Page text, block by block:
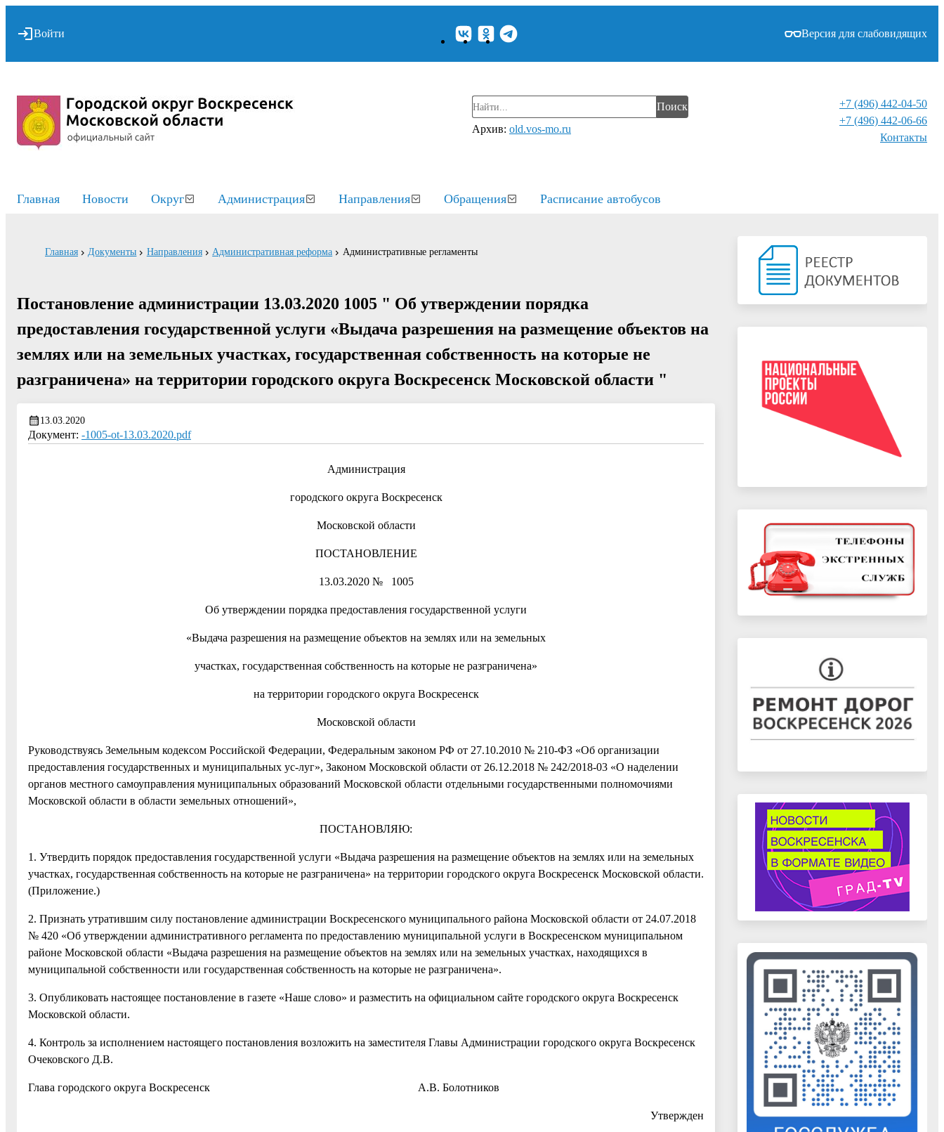
Войти Версия для слабовидящих
Поиск
Архив: old.vos-mo.ru
+7 (496) 442-04-50
+7 (496) 442-06-66
Контакты⁠
Главная Новости Округ Администрация Направления Обращения Расписание автобусов
Главная Документы Направления Административная реформа Административные регламенты
Постановление администрации 13.03.2020 1005 " Об утверждении порядка
предоставления государственной услуги «Выдача разрешения на размещение объектов на
землях или на земельных участках, государственная собственность на которые не
разграничена» на территории городского округа Воскресенск Московской области "
13.03.2020
Документ: -1005-ot-13.03.2020.pdf
Администрация
городского округа Воскресенск
Московской области
ПОСТАНОВЛЕНИЕ
13.03.2020 № 1005
Об утверждении порядка предоставления государственной услуги
«Выдача разрешения на размещение объектов на землях или на земельных
участках, государственная собственность на которые не разграничена»
на территории городского округа Воскресенск
Московской области
Руководствуясь Земельным кодексом Российской Федерации, Федеральным законом РФ от 27.10.2010 № 210-ФЗ «Об организации
предоставления государственных и муниципальных ус-луг», Законом Московской области от 26.12.2018 № 242/2018-03 «О наделении
органов местного самоуправления муниципальных образований Московской области отдельными государственными полномочиями
Московской области в области земельных отношений»,
ПОСТАНОВЛЯЮ:
1. Утвердить порядок предоставления государственной услуги «Выдача разрешения на размещение объектов на землях или на земельных
участках, государственная собственность на которые не разграничена» на территории городского округа Воскресенск Московской области.
(Приложение.)
2. Признать утратившим силу постановление администрации Воскресенского муниципального района Московской области от 24.07.2018
№ 420 «Об утверждении административного регламента по предоставлению муниципальной услуги в Воскресенском муниципальном
районе Московской области «Выдача разрешения на размещение объектов на землях или на земельных участках, находящихся в
муниципальной собственности или государственная собственность на которые не разграничена».
3. Опубликовать настоящее постановление в газете «Наше слово» и разместить на официальном сайте городского округа Воскресенск
Московской области.
4. Контроль за исполнением настоящего постановления возложить на заместителя Главы Администрации городского округа Воскресенск
Очековского Д.В.
Глава городского округа Воскресенск А.В. Болотников
Утвержден